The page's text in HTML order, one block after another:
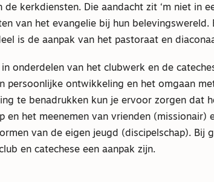
de kerkdiensten. Die aandacht zit ‘m niet in
van het evangelie bij hun belevingswereld.
is de aanpak van het pastoraat en
onderdelen van het clubwerk en de
persoonlijke ontwikkeling en het omgaan
te benadrukken kun je ervoor zorgen dat
en het meenemen van vrienden (missionair)
van de eigen jeugd (discipelschap). Bij
en catechese een aanpak zijn.